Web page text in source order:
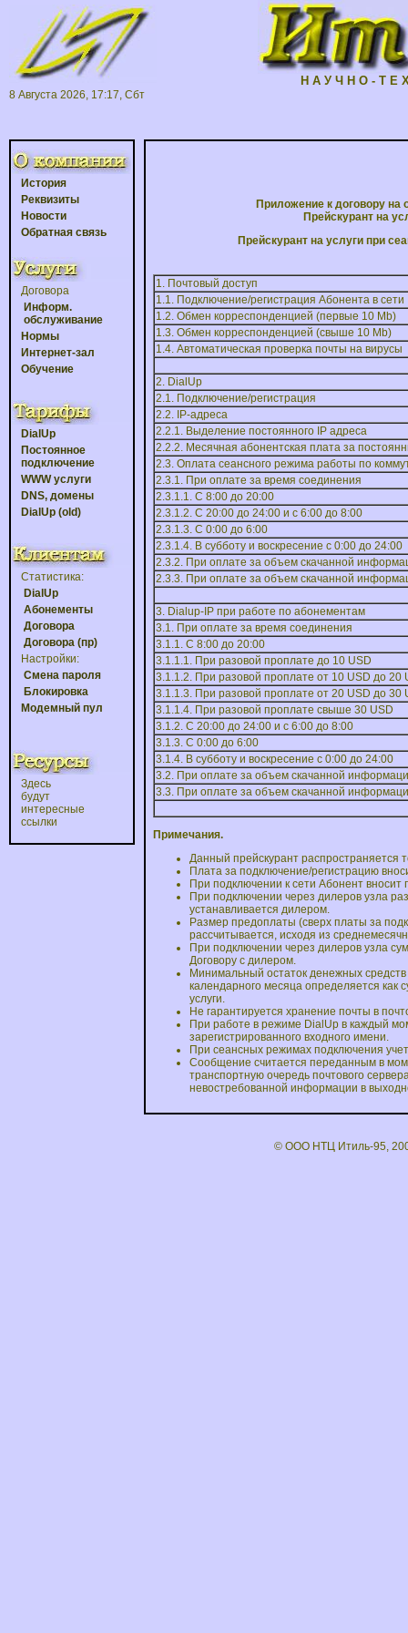
Н А У Ч Н О - Т Е
8 Августа 2026, 17:17, Сбт
Приложение к договору
Прейскурант на
Прейскурант на услуги при
1. Почтовый доступ
1.1. Подключение/регистрация Абонента в сети
1.2. Обмен корреспонденцией (первые 10 Mb)
1.3. Обмен корреспонденцией (свыше 10 Mb)
1.4. Автоматическая проверка почты на вирусы
2. DialUp
2.1. Подключение/регистрация
2.2. IP-адреса
2.2.1. Выделение постоянного IP адреса
2.2.2. Месячная абонентская плата за
2.3. Оплата сеансного режима работы по
2.3.1. При оплате за время соединения
2.3.1.1. С 8:00 до 20:00
2.3.1.2. С 20:00 до 24:00 и с 6:00 до 8:00
2.3.1.3. С 0:00 до 6:00
2.3.1.4. В субботу и воскресение с 0:00 до 24:00
2.3.2. При оплате за объем скачанной
2.3.3. При оплате за объем скачанной
3. Dialup-IP при работе по абонементам
3.1. При оплате за время соединения
3.1.1. С 8:00 до 20:00
3.1.1.1. При разовой проплате до 10 USD
3.1.1.2. При разовой проплате от 10 USD до 20
3.1.1.3. При разовой проплате от 20 USD до 30
3.1.1.4. При разовой проплате свыше 30 USD
3.1.2. С 20:00 до 24:00 и с 6:00 до 8:00
3.1.3. С 0:00 до 6:00
3.1.4. В субботу и воскресение с 0:00 до 24:00
3.2. При оплате за объем скачанной
3.3. При оплате за объем скачанной
Примечания.
Данный прейскурант распространяется
Плата за подключение/регистрацию
При подключении к сети Абонент вносит
При подключении через дилеров узла
устанавливается дилером.
Размер предоплаты (сверх платы за
рассчитывается, исходя из
При подключении через дилеров узла
Договору с дилером.
Минимальный остаток денежных
календарного месяца определяется как
услуги.
Не гарантируется хранение почты в
При работе в режиме DialUp в каждый
зарегистрированного входного имени.
При сеансных режимах подключения
Сообщение считается переданным в
транспортную очередь почтового
невостребованной информации в
© ООО НТЦ Итиль-95,
История
Реквизиты
Новости
Обратная связь
Договора
Информ.
обслуживание
Нормы
Интернет-зал
Обучение
DialUp
Постоянное
подключение
WWW услуги
DNS, домены
DialUp (old)
Статистика:
DialUp
Абонементы
Договора
Договора (пр)
Настройки:
Смена пароля
Блокировка
Модемный пул
Здесь
будут
интересные
ссылки